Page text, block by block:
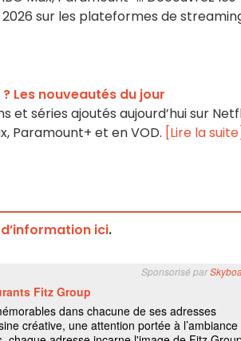
sur les plateformes de
Les nouveautés du jour
et séries ajoutés aujourd’hui sur
Paramount+ et en VOD. [Lire la suite]
ici.